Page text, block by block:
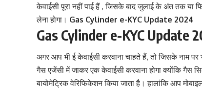
केवाईसी पूरा नहीं पाई हैं , जिसके बाद जुलाई के अंत तक
लेना होगा। Gas Cylinder e-KYC Update 2024
Gas Cylinder e-KYC Update
अगर आप भी ई केवाईसी करवाना चाहते हैं, तो जिसके नाम
गैस एजेंसी में जाकर एक केवाईसी करवाना होगा क्योंकि गैस
बायोमेट्रिक वेरिफिकेशन किया जाता है। हालांकि आप